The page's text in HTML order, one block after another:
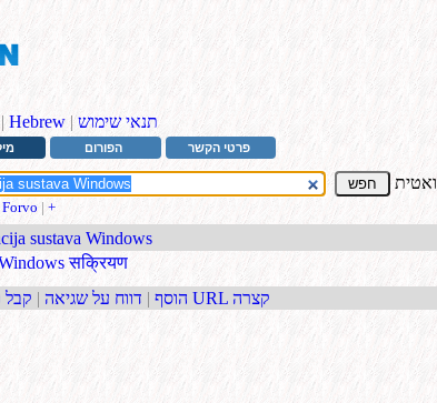
| Hebrew | תנאי שימוש
הפורום פרטי הקשר
Forvo | +
sustava Windows
सक्रियण
הוסף | דווח על שגיאה | קבל כתובת URL קצרה